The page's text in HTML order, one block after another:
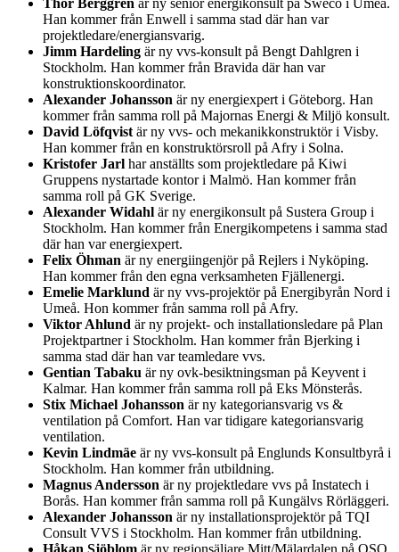
Thor Berggren är ny senior energikonsult på Sweco i Umeå.
Han kommer från Enwell i samma stad där han var
projektledare/energiansvarig.
Jimm Hardeling är ny vvs-konsult på Bengt Dahlgren i
Stockholm. Han kommer från Bravida där han var
konstruktionskoordinator.
Alexander Johansson är ny energiexpert i Göteborg. Han
kommer från samma roll på Majornas Energi & Miljö konsult.
David Löfqvist är ny vvs- och mekanikkonstruktör i Visby.
Han kommer från en konstruktörsroll på Afry i Solna.
Kristofer Jarl har anställts som projektledare på Kiwi
Gruppens nystartade kontor i Malmö. Han kommer från
samma roll på GK Sverige.
Alexander Widahl är ny energikonsult på Sustera Group i
Stockholm. Han kommer från Energikompetens i samma stad
där han var energiexpert.
Felix Öhman är ny energiingenjör på Rejlers i Nyköping.
Han kommer från den egna verksamheten Fjällenergi.
Emelie Marklund är ny vvs-projektör på Energibyrån Nord i
Umeå. Hon kommer från samma roll på Afry.
Viktor Ahlund är ny projekt- och installationsledare på Plan
Projektpartner i Stockholm. Han kommer från Bjerking i
samma stad där han var teamledare vvs.
Gentian Tabaku är ny ovk-besiktningsman på Keyvent i
Kalmar. Han kommer från samma roll på Eks Mönsterås.
Stix Michael Johansson är ny kategoriansvarig vs &
ventilation på Comfort. Han var tidigare kategoriansvarig
ventilation.
Kevin Lindmäe är ny vvs-konsult på Englunds Konsultbyrå i
Stockholm. Han kommer från utbildning.
Magnus Andersson är ny projektledare vvs på Instatech i
Borås. Han kommer från samma roll på Kungälvs Rörläggeri.
Alexander Johansson är ny installationsprojektör på TQI
Consult VVS i Stockholm. Han kommer från utbildning.
Håkan Sjöblom är ny regionsäljare Mitt/Mälardalen på OSO